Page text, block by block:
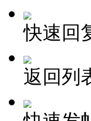
快速回
返回列